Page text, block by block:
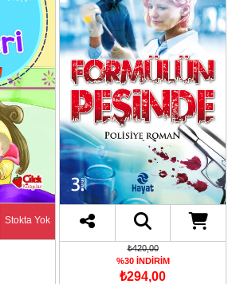
Stokta Yok
₺420,00
%30 İNDİRİM
₺294,00